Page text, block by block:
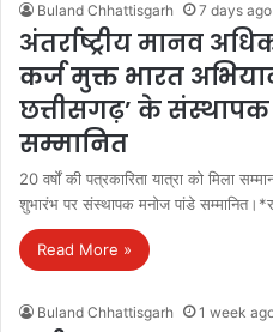
Buland Chhattisgarh 7 days ago
अंतर्राष्ट्रीय मानव
कर्ज मुक्त भारत
छत्तीसगढ़’ के
सम्मानित
20 वर्षों की पत्रकारिता यात्रा को मिला
शुभारंभ पर संस्थापक मनोज पांडे
Read More »
Buland Chhattisgarh 1 week